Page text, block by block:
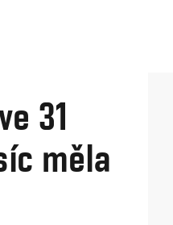
31
měla